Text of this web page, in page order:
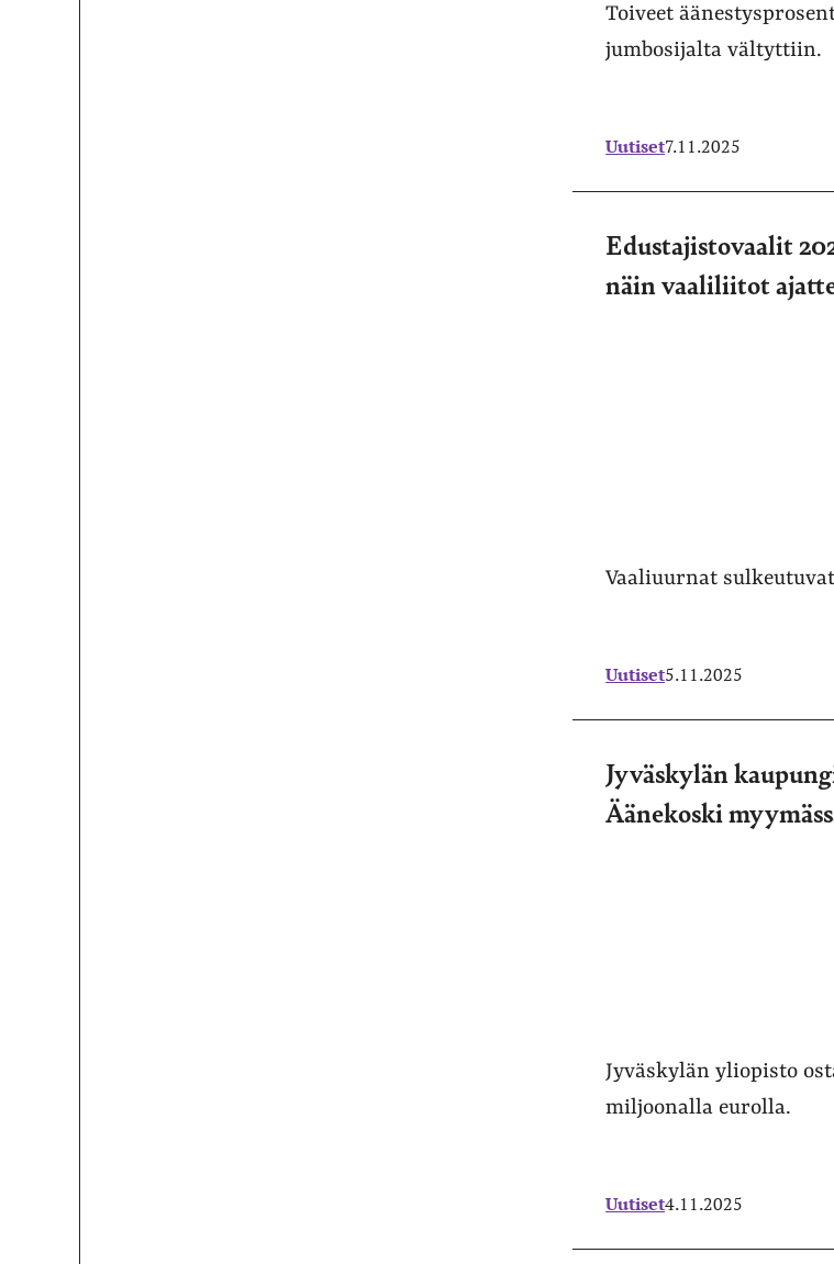
Toiveet
jumbosijalta vältyttiin.
Uutiset7.11.2025
Edustajistovaalit
näin vaaliliitot
Vaaliuurnat
Uutiset5.11.2025
Jyväskylän
Äänekoski
Jyväskylän yliopisto
miljoonalla eurolla.
Uutiset4.11.2025